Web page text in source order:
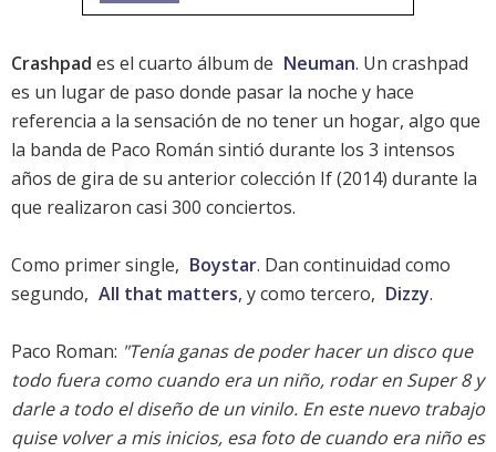
Crashpad es el cuarto álbum de Neuman. Un crashpad
es un lugar de paso donde pasar la noche y hace
referencia a la sensación de no tener un hogar, algo que
la banda de Paco Román sintió durante los 3 intensos
años de gira de su anterior colección If(2014) durante la
que realizaron casi 300 conciertos.
Como primer single, Boystar. Dan continuidad como
segundo, All that matters, y como tercero, Dizzy.
Paco Roman: "Tenía ganas de poder hacer un disco que
todo fuera como cuando era un niño, rodar en Super 8 y
darle a todo el diseño de un vinilo. En este nuevo trabajo
quise volver a mis inicios, esa foto de cuando era niño es